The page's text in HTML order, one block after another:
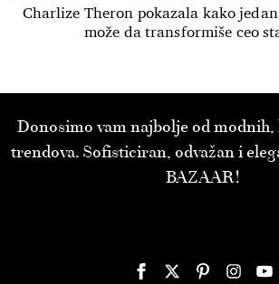
Charlize Theron pokazala kako
može da transformiše ceo
Donosimo vam najbolje od modnih,
trendova. Sofisticiran, odvažan i
BAZAAR!